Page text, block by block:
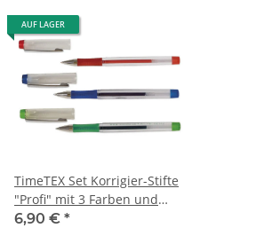
AUF LAGER
TimeTEX Set Korrigier-Stifte
"Profi" mit 3 Farben und
Ersatzminen
6,90 € *